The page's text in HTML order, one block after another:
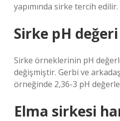
yapımında sirke tercih edilir.
Sirke pH
Sirke örneklerinin pH
değişmiştir. Gerbi ve
örneğinde 2,36-3 pH
Elma sirkesi